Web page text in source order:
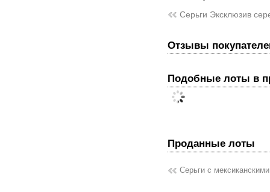
Серьги Эксклюзив
Отзывы
Подобные лоты в
Проданные лоты
Серьги с